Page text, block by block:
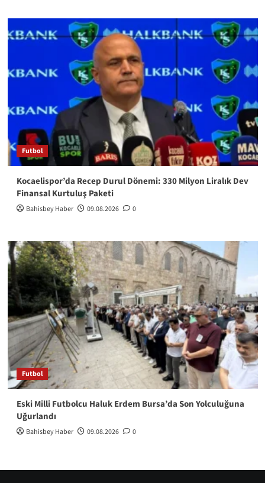
Futbol
Kocaelispor’da Recep Durul Dönemi: 330 Milyon Liralık Dev
Finansal Kurtuluş Paketi
Bahisbey Haber 09.08.2026 0
Futbol
Eski Milli Futbolcu Haluk Erdem Bursa’da Son Yolculuğuna
Uğurlandı
Bahisbey Haber 09.08.2026 0